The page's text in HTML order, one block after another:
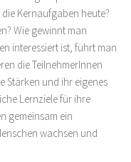
Kernaufgaben heute?
Wie gewinnt man
interessiert ist, führt man
die TeilnehmerInnen
Stärken und ihr eigenes
Lernziele für ihre
gemeinsam ein
wachsen und